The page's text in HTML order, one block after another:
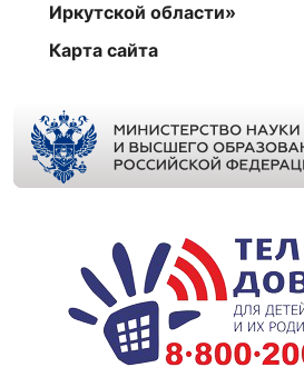
Иркутской области»
Карта сайта